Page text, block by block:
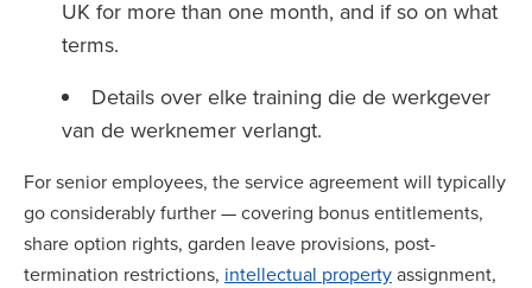
UK for more than one month, and if so on what
terms.
Details over elke training die de werkgever
van de werknemer verlangt.
For senior employees, the service agreement will typically
go considerably further — covering bonus entitlements,
share option rights, garden leave provisions, post-
termination restrictions, intellectual propertyassignment,